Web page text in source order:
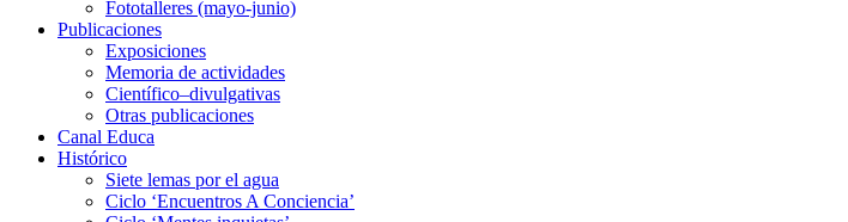
Fototalleres (mayo-junio)
Publicaciones
Exposiciones
Memoria de actividades
Científico–divulgativas
Otras publicaciones
Canal Educa
Histórico
Siete lemas por el agua
Ciclo ‘Encuentros A Conciencia’